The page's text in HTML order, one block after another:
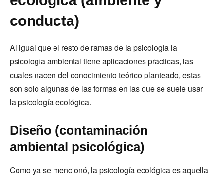
conducta)
Al igual que el resto de ramas de la psicología la
psicología ambiental tiene aplicaciones prácticas, las
cuales nacen del conocimiento teórico planteado, estas
son solo algunas de las formas en las que se suele usar
la psicología ecológica.
Diseño (contaminación
ambiental psicológica)
Como ya se mencionó, la psicología ecológica es aquella